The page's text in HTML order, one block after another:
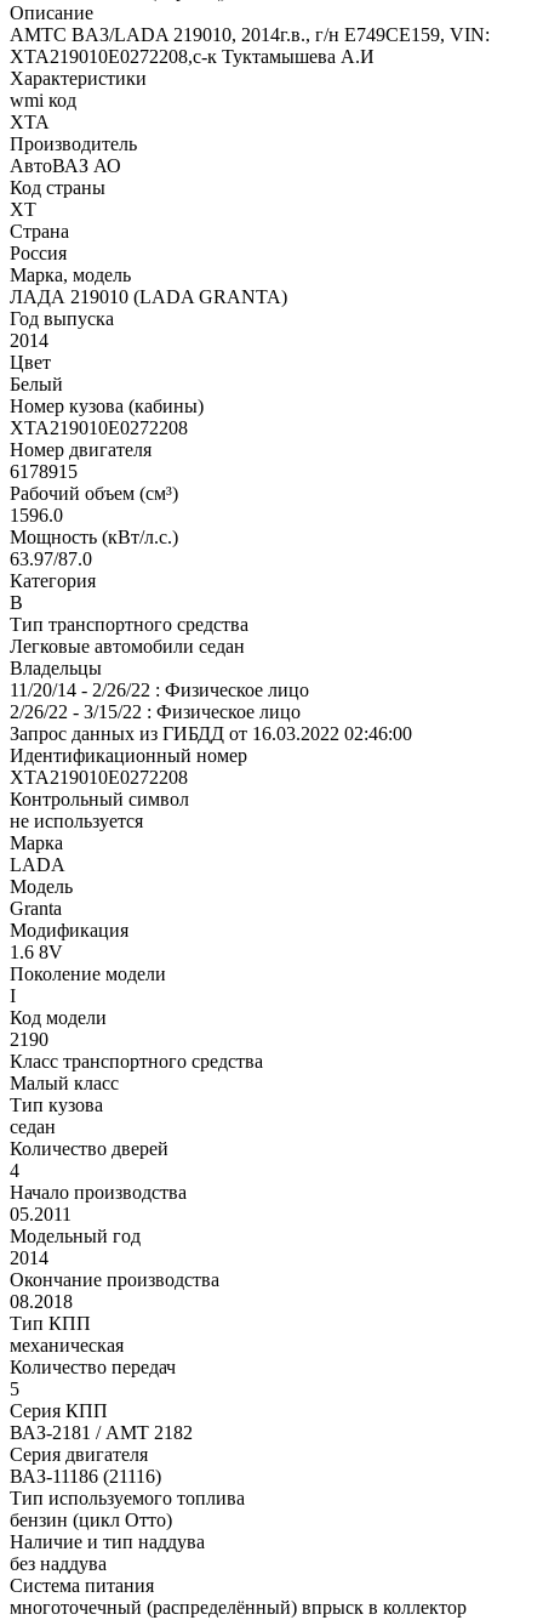
Описание
АМТС BA3/LADA 219010, 2014г.в., г/н Е749СЕ159, VIN:
ХТА219010Е0272208,с-к Туктамышева А.И
Характеристики
wmi код
XTA
Производитель
АвтоВАЗ АО
Код страны
XT
Страна
Россия
Марка, модель
ЛАДА 219010 (LADA GRANTA)
Год выпуска
2014
Цвет
Белый
Номер кузова (кабины)
XTA219010E0272208
Номер двигателя
6178915
Рабочий объем (см³)
1596.0
Мощность (кВт/л.с.)
63.97/87.0
Категория
В
Тип транспортного средства
Легковые автомобили седан
Владельцы
11/20/14 - 2/26/22 : Физическое лицо
2/26/22 - 3/15/22 : Физическое лицо
Запрос данных из ГИБДД от 16.03.2022 02:46:00
Идентификационный номер
XTA219010E0272208
Контрольный символ
не используется
Марка
LADA
Модель
Granta
Модификация
1.6 8V
Поколение модели
I
Код модели
2190
Класс транспортного средства
Малый класс
Тип кузова
седан
Количество дверей
4
Начало производства
05.2011
Модельный год
2014
Окончание производства
08.2018
Тип КПП
механическая
Количество передач
5
Серия КПП
ВАЗ-2181 / АМТ 2182
Серия двигателя
ВАЗ-11186 (21116)
Тип используемого топлива
бензин (цикл Отто)
Наличие и тип наддува
без наддува
Система питания
многоточечный (распределённый) впрыск в коллектор